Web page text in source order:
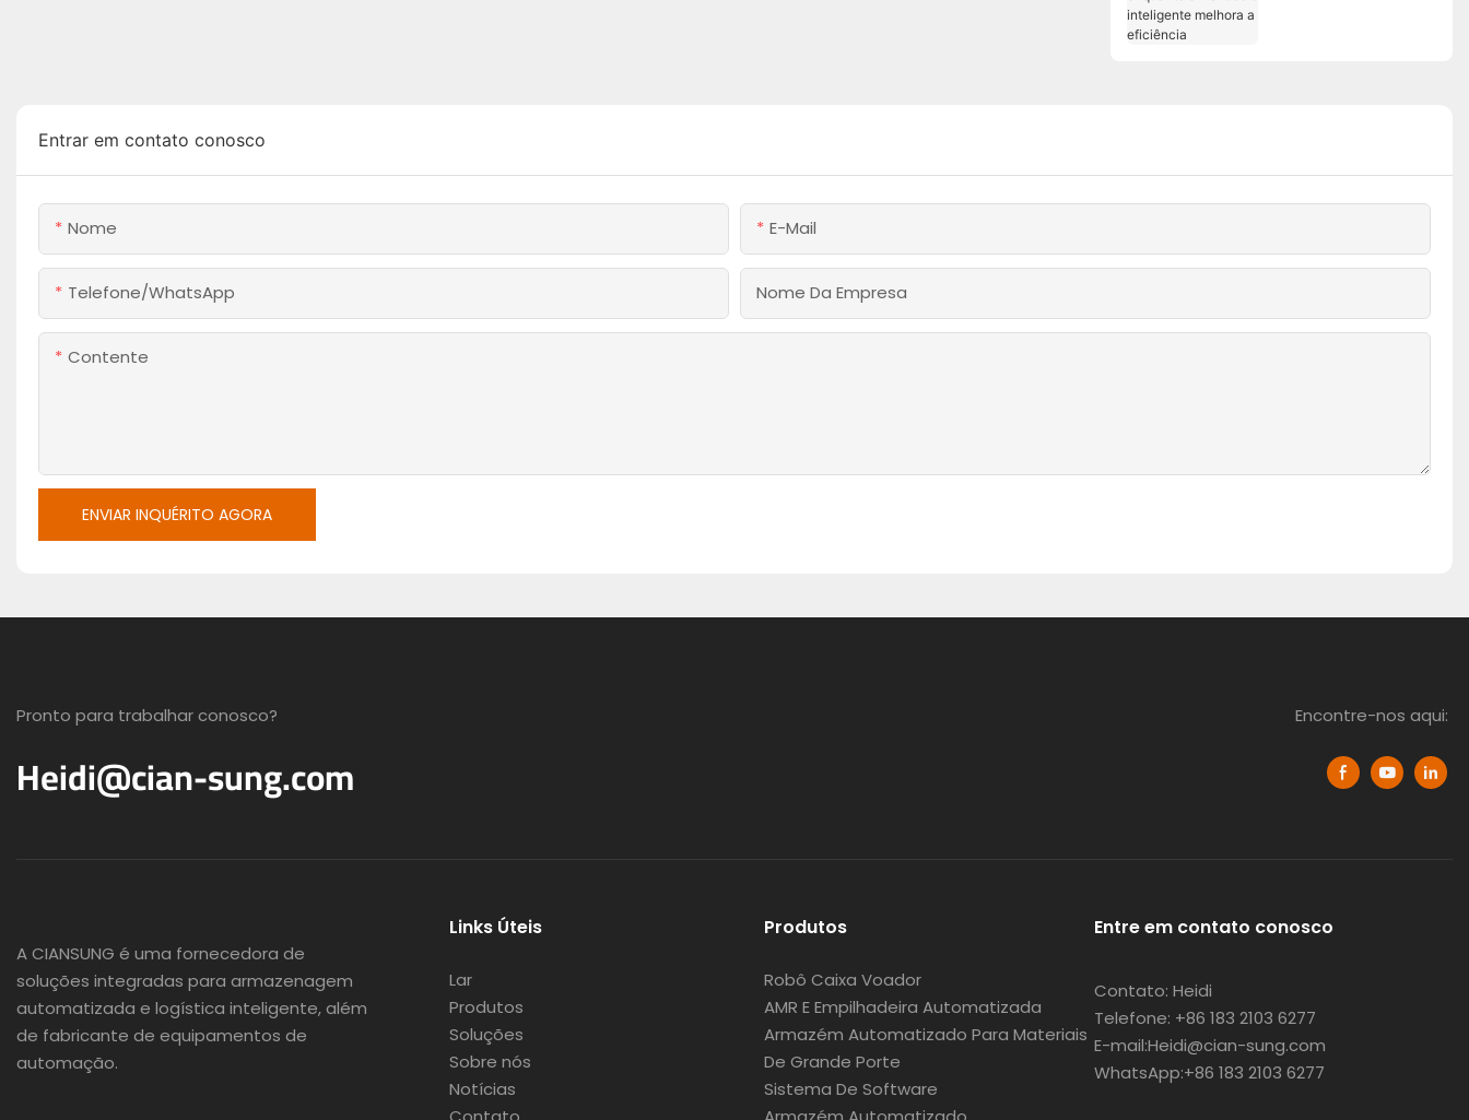
Entrar em contato conosco
Nome E-Mail
Telefone/WhatsApp Nome Da Empresa
Contente
ENVIAR INQUÉRITO AGORA
Pronto para trabalhar conosco?
Heidi@cian-sung.com
Encontre-nos aqui:
A CIANSUNG é uma fornecedora de
soluções integradas para armazenagem
automatizada e logística inteligente, além
de fabricante de equipamentos de
automação.
Links Úteis
Lar
Produtos
Soluções
Sobre nós
Notícias
Produtos
Robô Caixa Voador
AMR E Empilhadeira Automatizada
Armazém Automatizado Para Materiais
De Grande Porte
Sistema De Software
Entre em contato conosco
Contato: Heidi
Telefone: +86 183 2103 6277
E-mail:Heidi@cian-sung.com
WhatsApp:+86 183 2103 6277